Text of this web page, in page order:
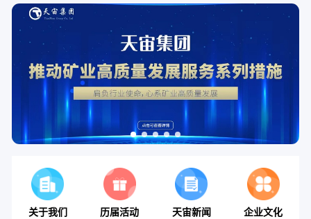
关于我们 历届活动 天宙新闻 企业文化